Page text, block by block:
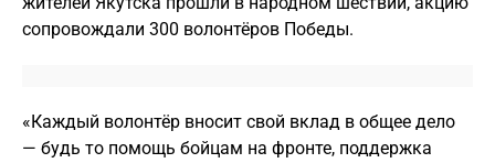
сопровождали 300 волонтёров Победы.
«Каждый волонтёр вносит свой вклад в общее дело
— будь то помощь бойцам на фронте, поддержка